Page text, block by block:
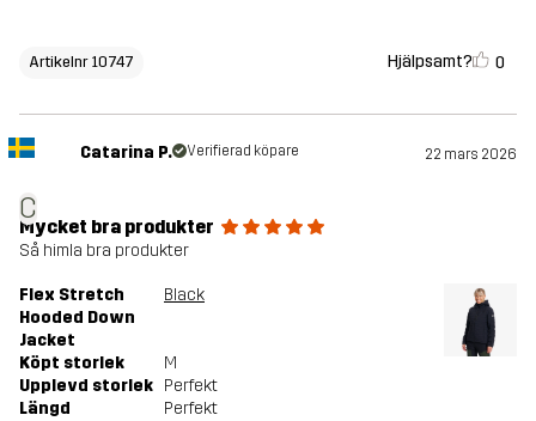
Artikelnr 10747 Hjälpsamt? 0
C
Catarina P. Verifierad köpare 22 mars 2026
Mycket bra produkter
Så himla bra produkter
Flex Stretch
Hooded Down
Jacket
Black
Köpt storlek
M
Upplevd storlek Perfekt
Längd
Perfekt